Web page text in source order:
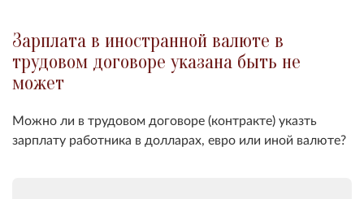
Зарплата в иностранной валюте в
трудовом договоре указана быть не
может
Можно ли в трудовом договоре (контракте) указть
зарплату работника в долларах, евро или иной валюте?